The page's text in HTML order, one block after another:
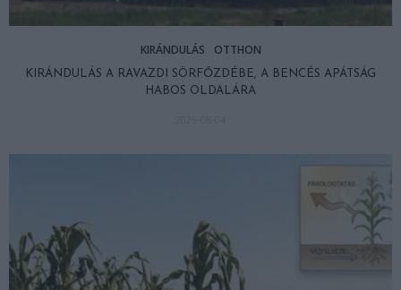
KIRÁNDULÁS OTTHON
KIRÁNDULÁS A RAVAZDI SÖRFŐZDÉBE, A BENCÉS APÁTSÁG
HABOS OLDALÁRA